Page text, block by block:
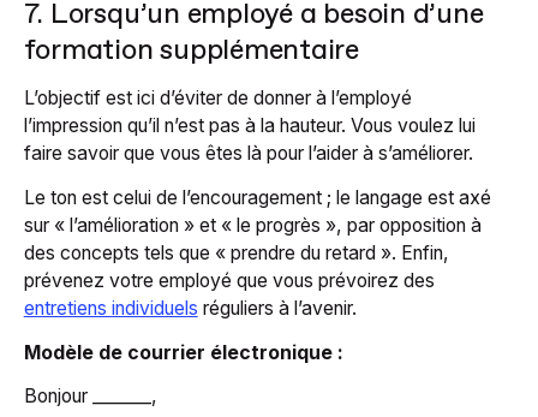
7. Lorsqu’un employé a besoin d’une
formation supplémentaire
L’objectif est ici d’éviter de donner à l’employé
l’impression qu’il n’est pas à la hauteur. Vous voulez lui
faire savoir que vous êtes là pour l’aider à s’améliorer.
Le ton est celui de l’encouragement ; le langage est axé
sur « l’amélioration » et « le progrès », par opposition à
des concepts tels que « prendre du retard ». Enfin,
prévenez votre employé que vous prévoirez des
entretiens individuels réguliers à l’avenir.
Modèle de courrier électronique :
Bonjour _______,